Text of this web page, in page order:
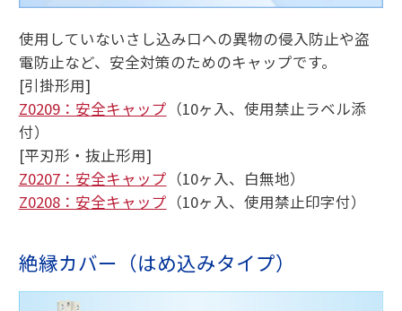
使用していないさし込み口への異物の侵入防止や盗
電防止など、安全対策のためのキャップです。
[引掛形用]
Z0209：安全キャップ （10ヶ入、使用禁止ラベル添
付）
[平刃形・抜止形用]
Z0207：安全キャップ （10ヶ入、白無地）
Z0208：安全キャップ （10ヶ入、使用禁止印字付）
絶縁カバー（はめ込みタイプ）